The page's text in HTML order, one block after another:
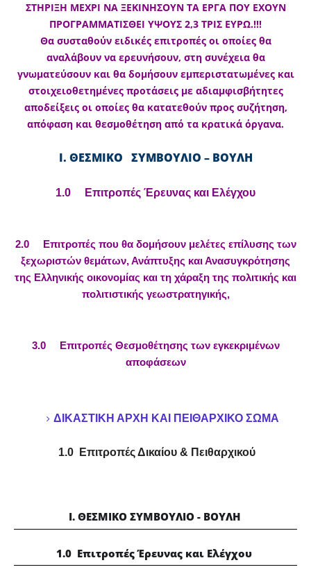
ΣΤΗΡΙΞΗ ΜΕΧΡΙ ΝΑ ΞΕΚΙΝΗΣΟΥΝ ΤΑ ΕΡΓΑ ΠΟΥ ΕΧΟΥΝ
ΠΡΟΓΡΑΜΜΑΤΙΣΘΕΙ ΥΨΟΥΣ 2,3 ΤΡΙΣ ΕΥΡΩ.!!!
Θα συσταθούν ειδικές επιτροπές οι οποίες θα
αναλάβουν να ερευνήσουν, στη συνέχεια θα
γνωματεύσουν και θα δομήσουν εμπεριστατωμένες και
στοιχειοθετημένες προτάσεις με αδιαμφισβήτητες
αποδείξεις οι οποίες θα κατατεθούν προς συζήτηση,
απόφαση και θεσμοθέτηση από τα κρατικά όργανα.
Ι. ΘΕΣΜΙΚΟ ΣΥΜΒΟΥΛΙΟ – ΒΟΥΛΗ
1.0 Επιτροπές Έρευνας και Ελέγχου
2.0 Επιτροπές που θα δομήσουν μελέτες επίλυσης των
ξεχωριστών θεμάτων, Ανάπτυξης και Ανασυγκρότησης
της Ελληνικής οικονομίας και τη χάραξη της πολιτικής και
πολιτιστικής γεωστρατηγικής,
3.0 Επιτροπές Θεσμοθέτησης των εγκεκριμένων
αποφάσεων
ΔΙΚΑΣΤΙΚΗ ΑΡΧΗ ΚΑΙ ΠΕΙΘΑΡΧΙΚΟ ΣΩΜΑ
1.0 Επιτροπές Δικαίου & Πειθαρχικού
Ι. ΘΕΣΜΙΚΟ ΣΥΜΒΟΥΛΙΟ - ΒΟΥΛΗ
1.0 Επιτροπές Έρευνας και Ελέγχου